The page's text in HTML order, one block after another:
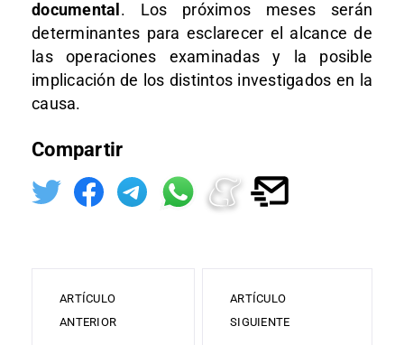
documental . Los próximos meses serán
determinantes para esclarecer el alcance de
las operaciones examinadas y la posible
implicación de los distintos investigados en la
causa.
Compartir
ARTÍCULO
ANTERIOR
ARTÍCULO
SIGUIENTE